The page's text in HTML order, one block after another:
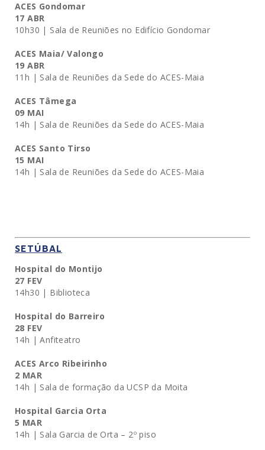
ACES Gondomar
17 ABR
10h30 | Sala de Reuniões no Edifício Gondomar
ACES Maia/ Valongo
19 ABR
11h | Sala de Reuniões da Sede do ACES-Maia
ACES Tâmega
09 MAI
14h | Sala de Reuniões da Sede do ACES-Maia
ACES Santo Tirso
15 MAI
14h | Sala de Reuniões da Sede do ACES-Maia
SETÚBAL
Hospital do Montijo
27 FEV
14h30 | Biblioteca
Hospital do Barreiro
28 FEV
14h | Anfiteatro
ACES Arco Ribeirinho
2 MAR
14h | Sala de formação da UCSP da Moita
Hospital Garcia Orta
5 MAR
14h | Sala Garcia de Orta – 2º piso